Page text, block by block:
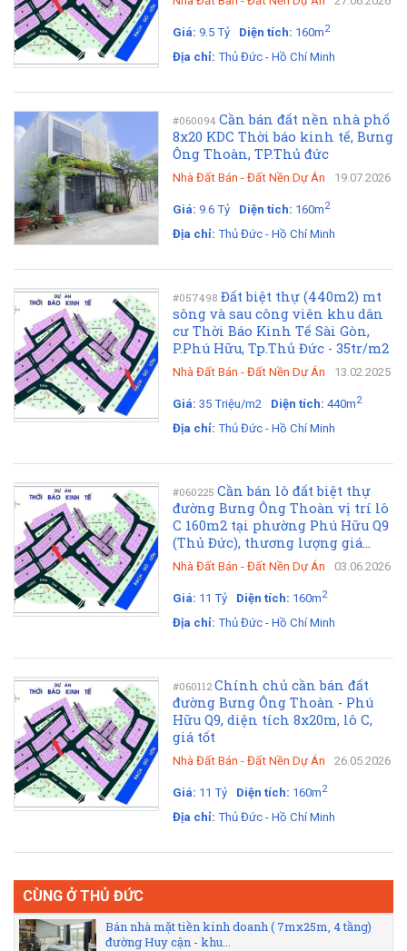
Giá: 9.5 Tỷ Diện tích: 160m2
Địa chỉ: Thủ Đức - Hồ Chí Minh
#060094 Cần bán đất nền nhà phố
8x20 KDC Thời báo kinh tế, Bưng
Ông Thoàn, TP.Thủ đức
Nhà Đất Bán - Đất Nền Dự Án 19.07.2026
Giá: 9.6 Tỷ Diện tích: 160m2
Địa chỉ: Thủ Đức - Hồ Chí Minh
#057498 Đất biệt thự (440m2) mt
sông và sau công viên khu dân
cư Thời Báo Kinh Tế Sài Gòn,
P.Phú Hữu, Tp.Thủ Đức - 35tr/m2
Nhà Đất Bán - Đất Nền Dự Án 13.02.2025
Giá: 35 Triệu/m2 Diện tích: 440m2
Địa chỉ: Thủ Đức - Hồ Chí Minh
#060225 Cần bán lô đất biệt thự
đường Bưng Ông Thoàn vị trí lô
C 160m2 tại phường Phú Hữu Q9
(Thủ Đức), thương lượng giá...
Nhà Đất Bán - Đất Nền Dự Án 03.06.2026
Giá: 11 Tỷ Diện tích: 160m2
Địa chỉ: Thủ Đức - Hồ Chí Minh
#060112 Chính chủ cần bán đất
đường Bưng Ông Thoàn - Phú
Hữu Q9, diện tích 8x20m, lô C,
giá tốt
Nhà Đất Bán - Đất Nền Dự Án 26.05.2026
Giá: 11 Tỷ Diện tích: 160m2
Địa chỉ: Thủ Đức - Hồ Chí Minh
CÙNG Ở THỦ ĐỨC
Bán nhà mặt tiền kinh doanh ( 7mx25m, 4 tầng)
đường Huy cận - khu...